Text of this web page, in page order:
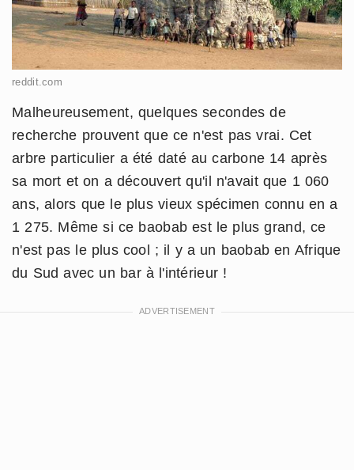
reddit.com
Malheureusement, quelques secondes de
recherche prouvent que ce n'est pas vrai. Cet
arbre particulier a été daté au carbone 14 après
sa mort et on a découvert qu'il n'avait que 1 060
ans, alors que le plus vieux spécimen connu en a
1 275. Même si ce baobab est le plus grand, ce
n'est pas le plus cool ; il y a un baobab en Afrique
du Sud avec un bar à l'intérieur !